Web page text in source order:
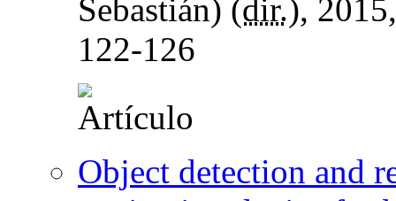
Sebastián) (dir.),
122-126
Object detection and